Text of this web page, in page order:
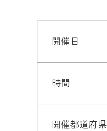
開催日
時間
開催都道府県